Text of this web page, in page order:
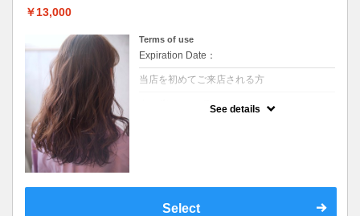
￥13,000
Terms of use
Expiration Date：
当店を初めてご来店される方
See details
Select